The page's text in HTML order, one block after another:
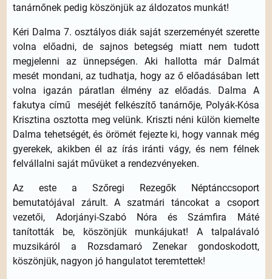
tanárnőnek pedig köszönjük az áldozatos munkát!
Kéri Dalma 7. osztályos diák saját szerzeményét szerette
volna előadni, de sajnos betegség miatt nem tudott
megjelenni az ünnepségen. Aki hallotta már Dalmát
mesét mondani, az tudhatja, hogy az ő előadásában lett
volna igazán páratlan élmény az előadás. Dalma A
fakutya című meséjét felkészítő tanárnője, Polyák-Kósa
Krisztina osztotta meg velünk. Kriszti néni külön kiemelte
Dalma tehetségét, és örömét fejezte ki, hogy vannak még
gyerekek, akikben él az írás iránti vágy, és nem félnek
felvállalni saját művüket a rendezvényeken.
Az este a Szőregi Rezegők Néptánccsoport
bemutatójával zárult. A szatmári táncokat a csoport
vezetői, Adorjányi-Szabó Nóra és Számfira Máté
tanították be, köszönjük munkájukat! A talpalávaló
muzsikáról a Rozsdamaró Zenekar gondoskodott,
köszönjük, nagyon jó hangulatot teremtettek!